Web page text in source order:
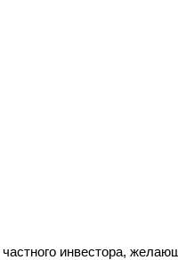
инвестора,